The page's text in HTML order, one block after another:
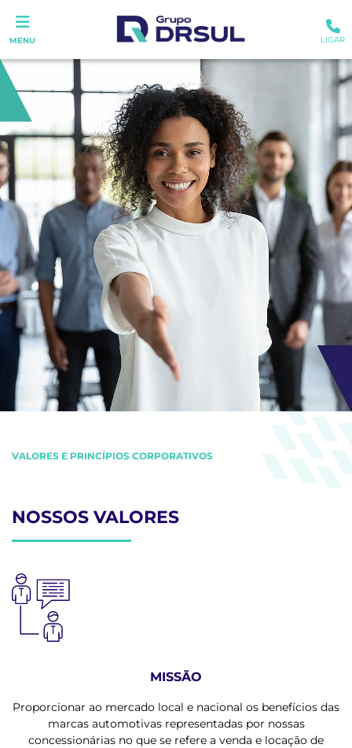
MENU LIGAR
VALORES E PRINCÍPIOS CORPORATIVOS
NOSSOS VALORES
MISSÃO
Proporcionar ao mercado local e nacional os benefícios das
marcas automotivas representadas por nossas
concessionárias no que se refere a venda e locação de